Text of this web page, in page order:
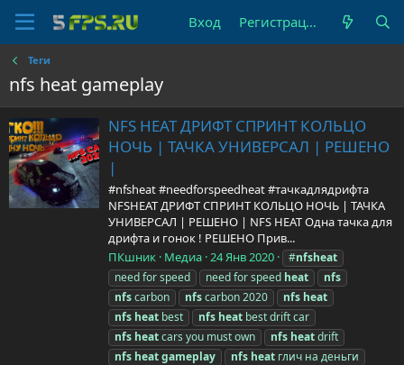
Вход Регистрация
Теги
nfs heat gameplay
NFS HEAT ДРИФТ СПРИНТ КОЛЬЦО
НОЧЬ | ТАЧКА УНИВЕРСАЛ | РЕШЕНО
|
#nfsheat #needforspeedheat #тачкадлядрифта
NFSHEAT ДРИФТ СПРИНТ КОЛЬЦО НОЧЬ | ТАЧКА
УНИВЕРСАЛ | РЕШЕНО | NFS HEAT Одна тачка для
дрифта и гонок ! РЕШЕНО Прив...
ПКшник Медиа 24 Янв 2020 #nfsheat
need for speed
need for speed heat
nfs
nfscarbon nfscarbon 2020 nfs heat
nfs heat best nfs heat best drift car
nfs heatcars you must own nfs heatdrift
nfs heatgameplay nfs heat глич на деньги